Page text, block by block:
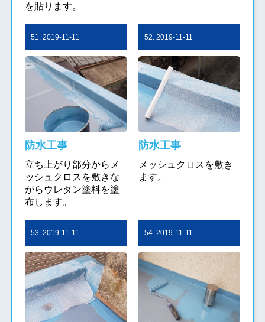
を貼ります。
51. 2019-11-11
防水工事
立ち上がり部分からメ
ッシュクロスを敷きな
がらウレタン塗料を塗
布します。
52. 2019-11-11
防水工事
メッシュクロスを敷き
ます。
53. 2019-11-11 54. 2019-11-11